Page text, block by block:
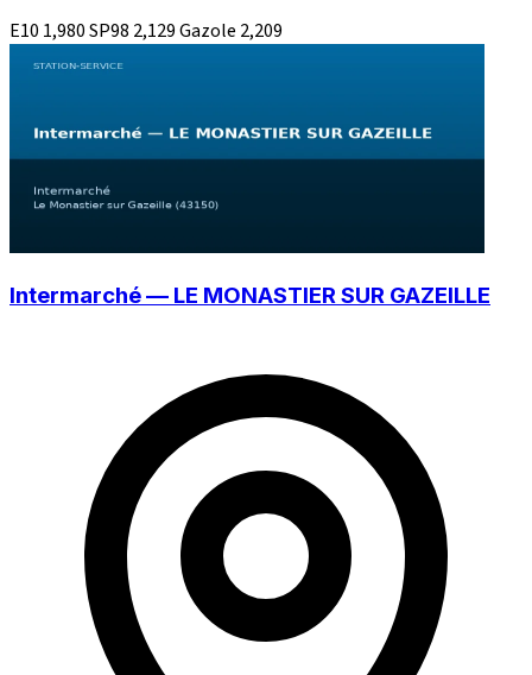
E10 1,980SP98 2,129Gazole 2,209
Intermarché — LE MONASTIER SUR GAZEILLE